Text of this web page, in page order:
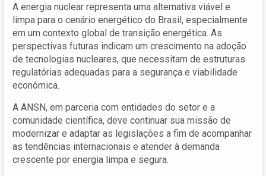
A energia nuclear representa uma alternativa viável e
limpa para o cenário energético do Brasil, especialmente
em um contexto global de transição energética. As
perspectivas futuras indicam um crescimento na adoção
de tecnologias nucleares, que necessitam de estruturas
regulatórias adequadas para a segurança e viabilidade
econômica.
A ANSN, em parceria com entidades do setor e a
comunidade científica, deve continuar sua missão de
modernizar e adaptar as legislações a fim de acompanhar
as tendências internacionais e atender à demanda
crescente por energia limpa e segura.